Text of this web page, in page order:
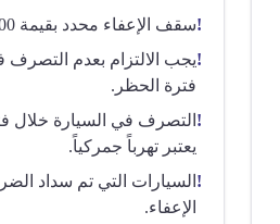
!سقف الإعفاء محدد بقيمة 45000 جنيه، وما يزيد عن ذلك يخضع للضرائب.
!يجب الالتزام بعدم التصرف
فترة الحظر.
! التصرف في السيارة خلال
يعتبر تهرباً جمركياً.
! السيارات التي تم سداد
الإعفاء.